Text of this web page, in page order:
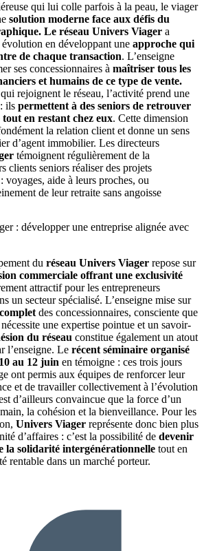
qui lui colle parfois à la peau, le viager
solution moderne face aux défis du
Le réseau Univers Viager a
en développant une approche qui
de chaque transaction. L’enseigne
ses concessionnaires à maîtriser tous les
et humains de ce type de vente.
rejoignent le réseau, l’activité prend une
ils permettent à des seniors de retrouver
en restant chez eux. Cette dimension
la relation client et donne un sens
d’agent immobilier. Les directeurs
témoignent régulièrement de la
clients seniors réaliser des projets
voyages, aide à leurs proches, ou
de leur retraite sans angoisse
: développer une entreprise alignée avec
du réseau Univers Viager repose sur
commerciale offrant une exclusivité
attractif pour les entrepreneurs
un secteur spécialisé. L’enseigne mise sur
des concessionnaires, consciente que
une expertise pointue et un savoir-
du réseau constitue également un atout
l’enseigne. Le récent séminaire organisé
au 12 juin en témoigne : ces trois jours
ont permis aux équipes de renforcer leur
et de travailler collectivement à l’évolution
d’ailleurs convaincue que la force d’un
la cohésion et la bienveillance. Pour les
Univers Viager représente donc bien plus
d’affaires : c’est la possibilité de devenir
la solidarité intergénérationnelle tout en
rentable dans un marché porteur.